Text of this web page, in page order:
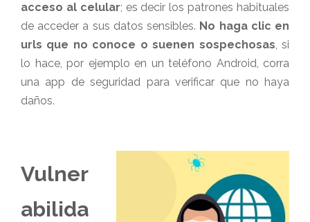
acceso al celular; es decir los patrones habituales
de acceder a sus datos sensibles. No haga clic en
urls que no conoce o suenen sospechosas, si
lo hace, por ejemplo en un teléfono Android, corra
una app de seguridad para verificar que no haya
daños.
Vulner
abilida